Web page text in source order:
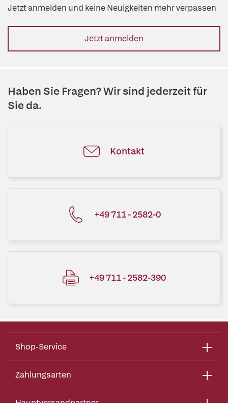
Jetzt anmelden und keine Neuigkeiten mehr verpassen
Jetzt anmelden
Haben Sie Fragen? Wir sind jederzeit für
Sie da.
Kontakt
+49 711 - 2582-0
+49 711 - 2582-390
Shop-Service
Zahlungsarten